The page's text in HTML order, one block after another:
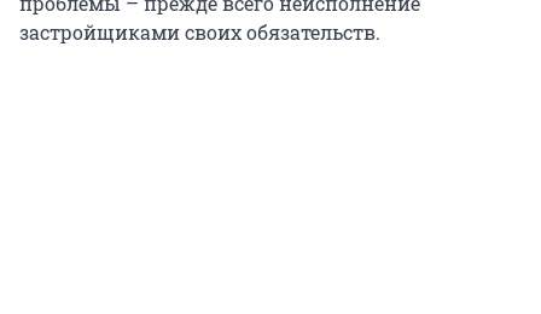
застройщиками своих обязательств.